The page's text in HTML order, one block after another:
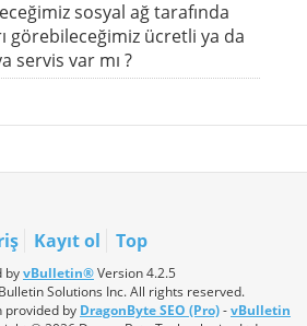
sosyal ağ tarafında
görebileceğimiz ücretli ya da
servis var mı ?
Kayıt ol Top
byvBulletin®Version 4.2.5
Solutions Inc. All rights reserved.
provided by DragonByte SEO (Pro)-vBulletin